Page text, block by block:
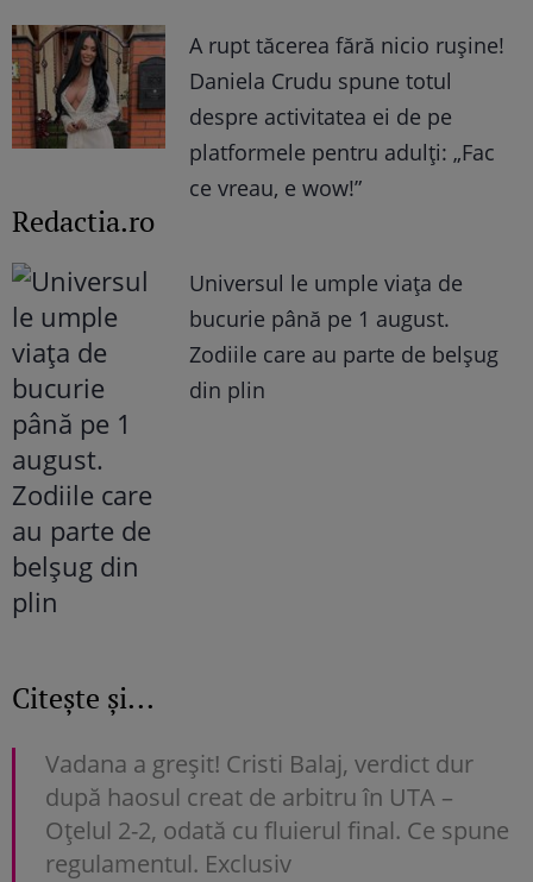
A rupt tăcerea fără nicio rușine!
Daniela Crudu spune totul
despre activitatea ei de pe
platformele pentru adulți: „Fac
ce vreau, e wow!”
Redactia.ro
Universul le umple viața de
bucurie până pe 1 august.
Zodiile care au parte de belșug
din plin
Citește și...
Vadana a greșit! Cristi Balaj, verdict dur
după haosul creat de arbitru în UTA –
Oțelul 2-2, odată cu fluierul final. Ce spune
regulamentul. Exclusiv